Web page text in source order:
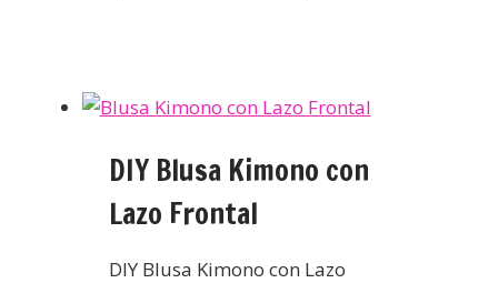
DIY Blusa Kimono con
Lazo Frontal
DIY Blusa Kimono con Lazo